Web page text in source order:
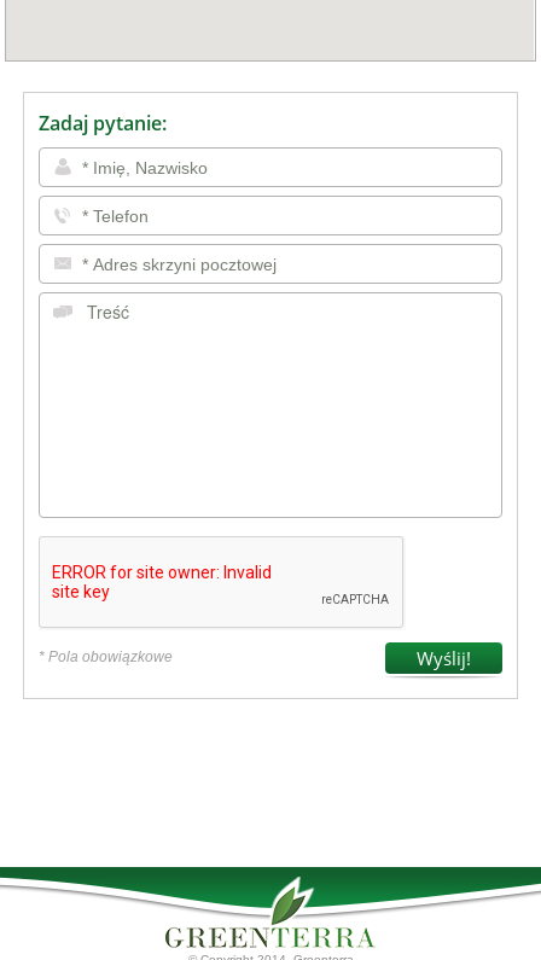
Zadaj pytanie:
* Pola obowiązkowe